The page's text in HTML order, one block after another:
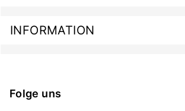
INFORMATION
Folge uns